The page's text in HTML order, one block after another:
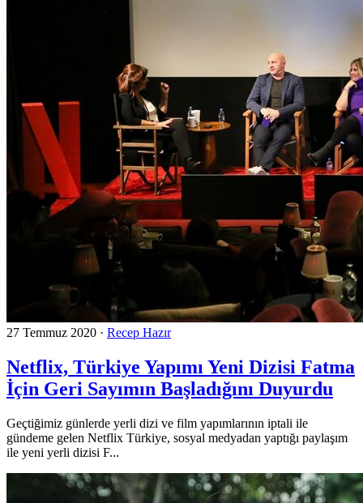
27 Temmuz 2020 · Recep Hazır
Netflix, Türkiye Yapımı Yeni Dizisi Fatma
İçin Geri Sayımın Başladığını Duyurdu
Geçtiğimiz günlerde yerli dizi ve film yapımlarının iptali ile
gündeme gelen Netflix Türkiye, sosyal medyadan yaptığı paylaşım
ile yeni yerli dizisi F...